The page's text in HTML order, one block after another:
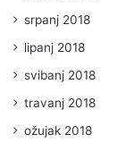
srpanj 2018
lipanj 2018
svibanj 2018
travanj 2018
ožujak 2018